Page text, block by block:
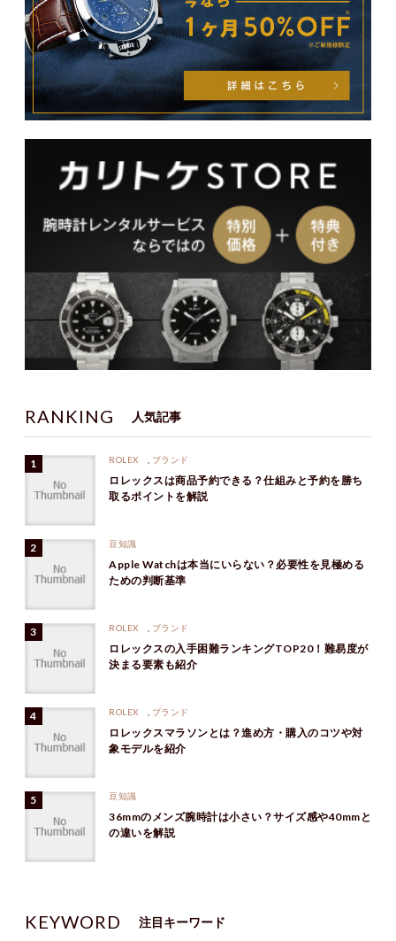
RANKING 人気記事
ROLEX ブランド
ロレックスは商品予約できる？仕組みと予約を勝ち
取るポイントを解説
豆知識
Apple Watchは本当にいらない？必要性を見極める
ための判断基準
ROLEX ブランド
ロレックスの入手困難ランキングTOP20！難易度が
決まる要素も紹介
ROLEX ブランド
ロレックスマラソンとは？進め方・購入のコツや対
象モデルを紹介
豆知識
36mmのメンズ腕時計は小さい？サイズ感や40mmと
の違いを解説
KEYWORD 注目キーワード